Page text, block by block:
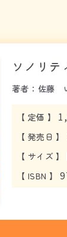
ソノリテ
著者：佐藤
【 定価 】
【 発売日 】
【 サイズ 】
【 ISBN 】